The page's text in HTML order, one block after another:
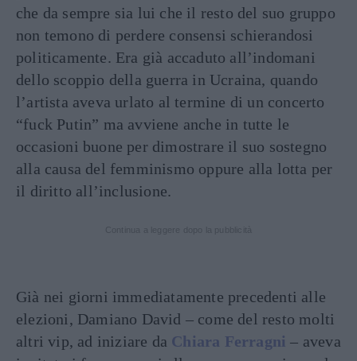
che da sempre sia lui che il resto del suo gruppo
non temono di perdere consensi schierandosi
politicamente. Era già accaduto all’indomani
dello scoppio della guerra in Ucraina, quando
l’artista aveva urlato al termine di un concerto
“fuck Putin” ma avviene anche in tutte le
occasioni buone per dimostrare il suo sostegno
alla causa del femminismo oppure alla lotta per
il diritto all’inclusione.
Già nei giorni immediatamente precedenti alle
elezioni, Damiano David – come del resto molti
altri vip, ad iniziare da Chiara Ferragni – aveva